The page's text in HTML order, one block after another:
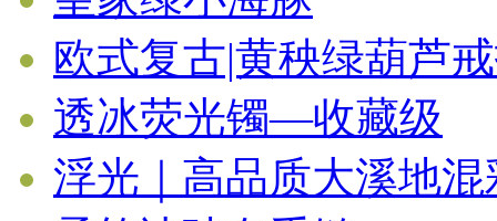
欧式复古|黄秧绿葫芦
透冰荧光镯—收藏级
浮光｜高品质大溪地混